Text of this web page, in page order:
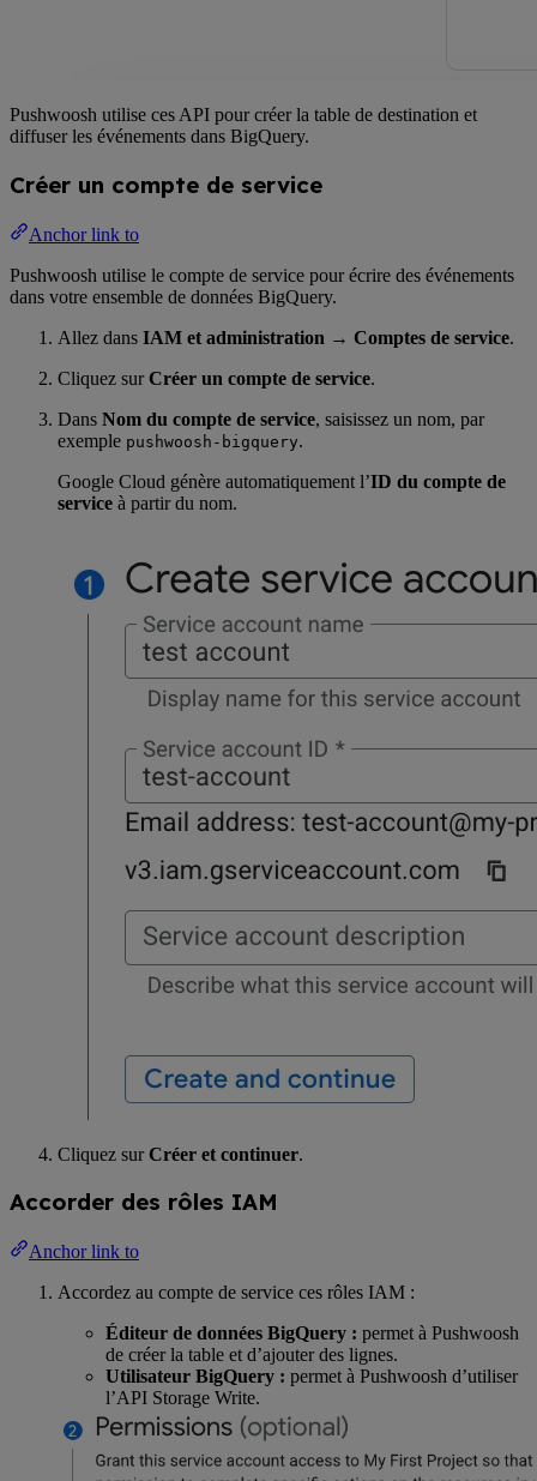
Pushwoosh utilise ces API pour créer la table de destination et
diffuser les événements dans BigQuery.
Créer un compte de service
Anchor link to
Pushwoosh utilise le compte de service pour écrire des événements
dans votre ensemble de données BigQuery.
Allez dans IAM et administration → Comptes de service.
Cliquez surCréer un compte de service.
Dans Nom du compte de service, saisissez un nom, par
exemple pushwoosh-bigquery.
Google Cloud génère automatiquement l’ID du compte de
service à partir du nom.
Cliquez surCréer et continuer.
Accorder des rôles IAM
Anchor link to
Accordez au compte de service ces rôles IAM :
Éditeur de données BigQuery : permet à Pushwoosh
de créer la table et d’ajouter des lignes.
Utilisateur BigQuery : permet à Pushwoosh d’utiliser
l’API Storage Write.